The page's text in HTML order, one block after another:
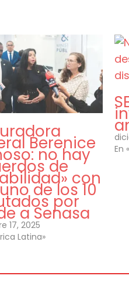
Berenice
no hay
de
con
de los 10
por
a Senasa
17, 2025
Latina»
En